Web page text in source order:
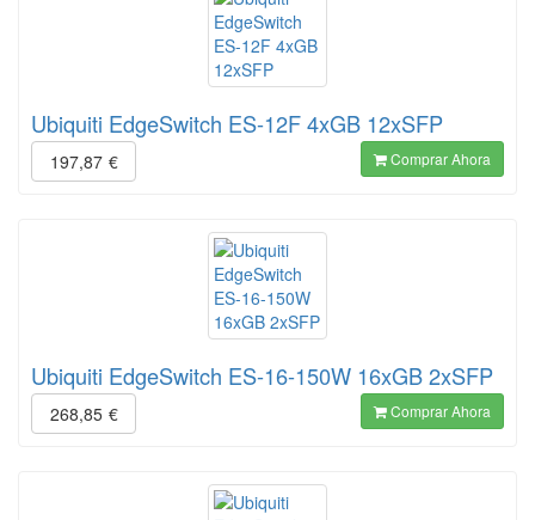
Ubiquiti EdgeSwitch ES-12F 4xGB 12xSFP
197,87 € Comprar Ahora
Ubiquiti EdgeSwitch ES-16-150W 16xGB 2xSFP
268,85 € Comprar Ahora